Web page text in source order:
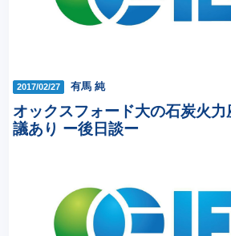
2017/02/27 有馬 純
オックスフォード大の石炭火
議あり ー後日談ー